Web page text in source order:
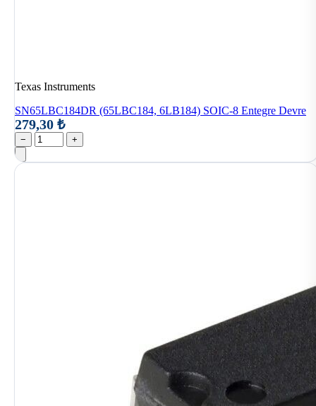
Texas Instruments
SN65LBC184DR (65LBC184, 6LB184) SOIC-8 Entegre Devre
279,30 ₺
− +